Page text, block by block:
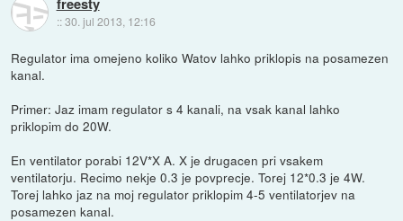
::30. jul 2013, 12:16
Regulator ima omejeno koliko Watov lahko priklopis na posamezen
kanal.
Primer: Jaz imam regulator s 4 kanali, na vsak kanal lahko
priklopim do 20W.
En ventilator porabi 12V*X A. X je drugacen pri vsakem
ventilatorju. Recimo nekje 0.3 je povprecje. Torej 12*0.3 je 4W.
Torej lahko jaz na moj regulator priklopim 4-5 ventilatorjev na
posamezen kanal.